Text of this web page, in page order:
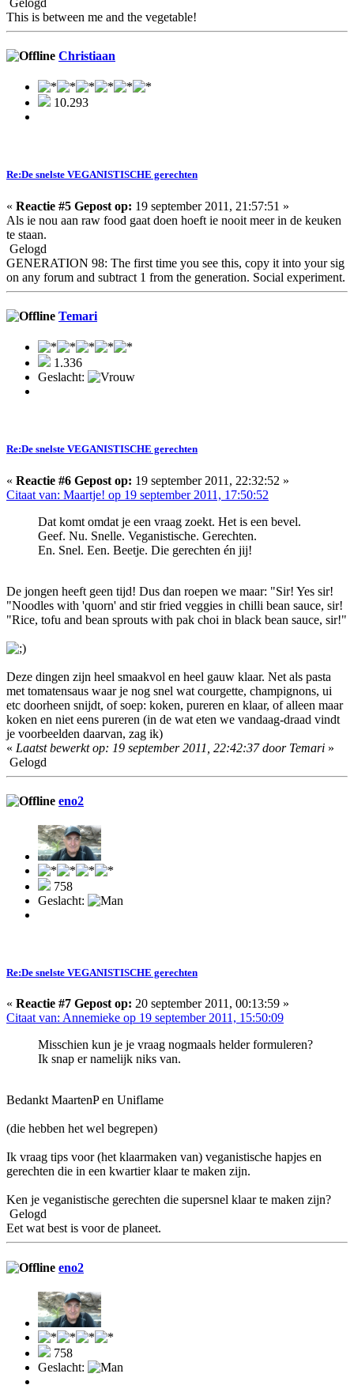
This is between me and the vegetable!
Christiaan
10.293
Re:De snelste VEGANISTISCHE gerechten
« Reactie #5 Gepost op: 19 september 2011, 21:57:51 »
Als ie nou aan raw food gaat doen hoeft ie nooit meer in de keuken
te staan.
Gelogd
GENERATION 98: The first time you see this, copy it into your sig
on any forum and subtract 1 from the generation. Social experiment.
Temari
1.336
Geslacht:
Re:De snelste VEGANISTISCHE gerechten
« Reactie #6 Gepost op: 19 september 2011, 22:32:52 »
Citaat van: Maartje! op 19 september 2011, 17:50:52
Dat komt omdat je een vraag zoekt. Het is een bevel.
Geef. Nu. Snelle. Veganistische. Gerechten.
En. Snel. Een. Beetje. Die gerechten én jij!
De jongen heeft geen tijd! Dus dan roepen we maar: "Sir! Yes sir!
"Noodles with 'quorn' and stir fried veggies in chilli bean sauce, sir!
"Rice, tofu and bean sprouts with pak choi in black bean sauce, sir!"
Deze dingen zijn heel smaakvol en heel gauw klaar. Net als pasta
met tomatensaus waar je nog snel wat courgette, champignons, ui
etc doorheen snijdt, of soep: koken, pureren en klaar, of alleen maar
koken en niet eens pureren (in de wat eten we vandaag-draad vindt
je voorbeelden daarvan, zag ik)
« Laatst bewerkt op: 19 september 2011, 22:42:37 door Temari »
Gelogd
eno2
758
Geslacht:
Re:De snelste VEGANISTISCHE gerechten
« Reactie #7 Gepost op: 20 september 2011, 00:13:59 »
Citaat van: Annemieke op 19 september 2011, 15:50:09
Misschien kun je je vraag nogmaals helder formuleren?
Ik snap er namelijk niks van.
Bedankt MaartenP en Uniflame
(die hebben het wel begrepen)
Ik vraag tips voor (het klaarmaken van) veganistische hapjes en
gerechten die in een kwartier klaar te maken zijn.
Ken je veganistische gerechten die supersnel klaar te maken zijn?
Gelogd
Eet wat best is voor de planeet.
eno2
758
Geslacht: